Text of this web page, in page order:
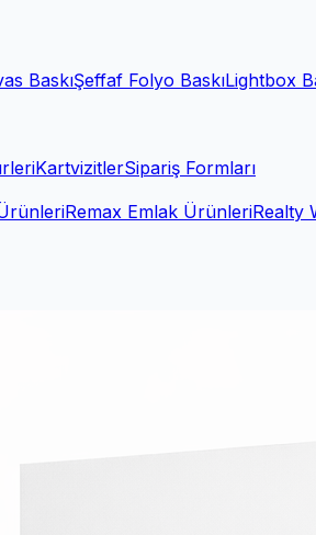
BaskıŞeffaf Folyo BaskıLightbox
KartvizitlerSipariş Formları
Remax Emlak ÜrünleriRealty